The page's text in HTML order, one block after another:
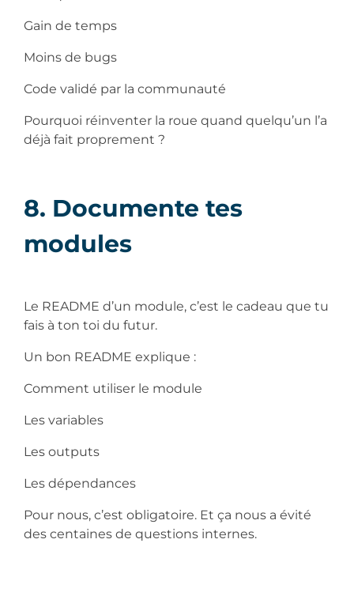
Gain de temps
Moins de bugs
Code validé par la communauté
Pourquoi réinventer la roue quand quelqu’un l’a
déjà fait proprement ?
8. Documente tes
modules
Le README d’un module, c’est le cadeau que tu
fais à ton toi du futur.
Un bon README explique :
Comment utiliser le module
Les variables
Les outputs
Les dépendances
Pour nous, c’est obligatoire. Et ça nous a évité
des centaines de questions internes.